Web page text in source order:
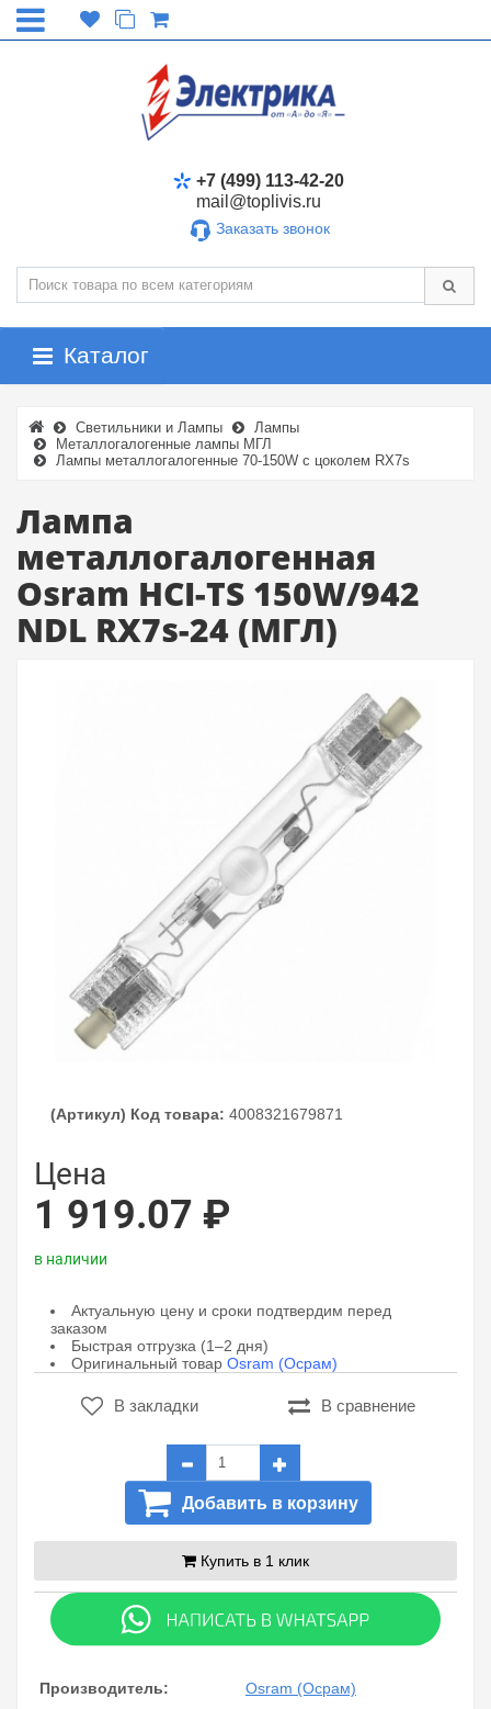
+7 (499) 113-42-20
mail@toplivis.ru
Заказать звонок
Каталог
Светильники и Лампы
Лампы
Металлогалогенные лампы МГЛ
Лампы металлогалогенные 70-150W с цоколем RX7s
Лампа
металлогалогенная
Osram HCI-TS 150W/942
NDL RX7s-24 (МГЛ)
(Артикул) Код товара: 4008321679871
Цена
1 919.07 ₽
в наличии
Актуальную цену и сроки подтвердим перед
заказом
Быстрая отгрузка (1–2 дня)
Оригинальный товар Osram (Осрам)
В закладки В сравнение
Добавить в корзину
Купить в 1 клик
Производитель: Osram (Осрам)